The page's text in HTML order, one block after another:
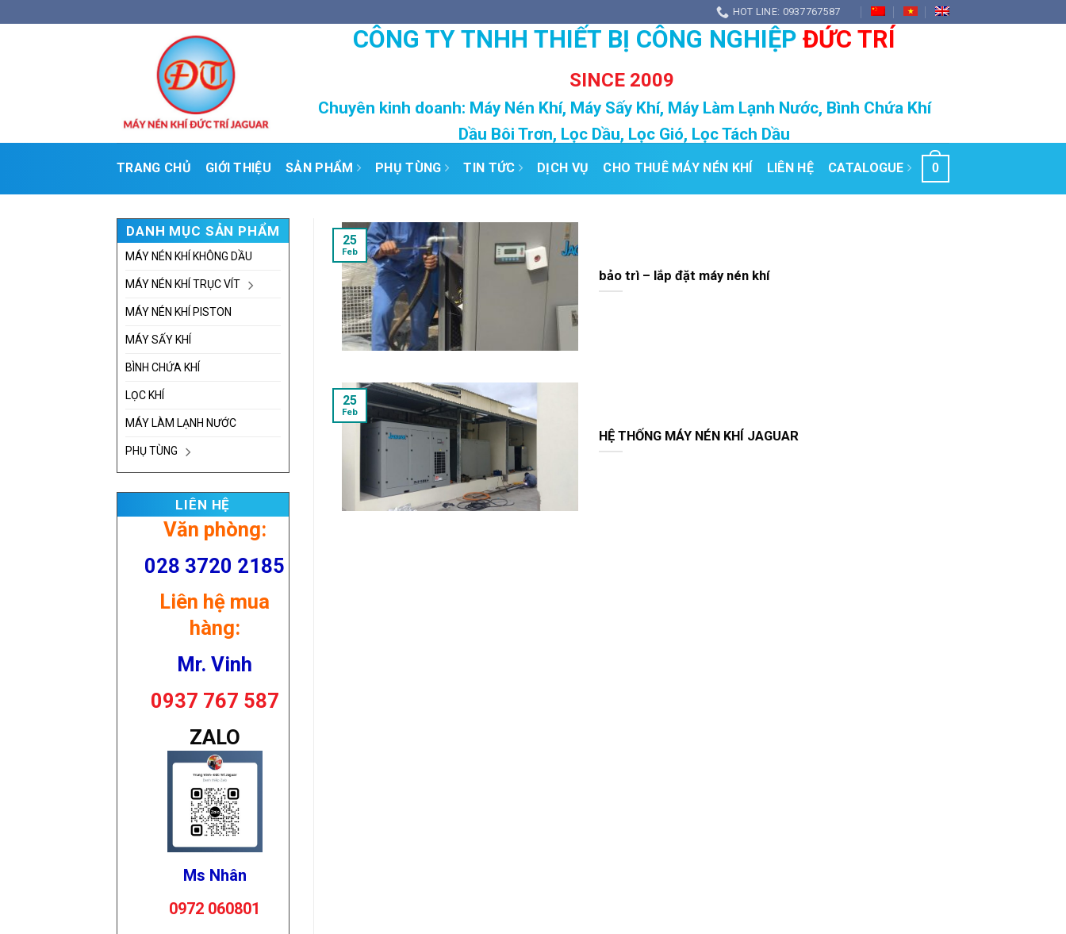
to
HOT LINE: 0937767587
CÔNG TY TNHH THIẾT BỊ CÔNG NGHIỆP ĐỨC TRÍ
SINCE 2009
Chuyên kinh doanh: Máy Nén Khí, Máy Sấy Khí, Máy Làm Lạnh Nước, Bình Chứa Khí
Dầu Bôi Trơn, Lọc Dầu, Lọc Gió, Lọc Tách Dầu
TRANG CHỦ GIỚI THIỆU SẢN PHẨM PHỤ TÙNG TIN TỨC DỊCH VỤ CHO THUÊ MÁY NÉN KHÍ LIÊN HỆ CATALOGUE 0
DANH MỤC SẢN PHẨM
MÁY NÉN KHÍ KHÔNG DẦU
MÁY NÉN KHÍ TRỤC VÍT
MÁY NÉN KHÍ PISTON
MÁY SẤY KHÍ
BÌNH CHỨA KHÍ
LỌC KHÍ
MÁY LÀM LẠNH NƯỚC
PHỤ TÙNG
LIÊN HỆ
Văn phòng:
028 3720 2185
Liên hệ mua
hàng:
Mr. Vinh
0937 767 587
ZALO
Ms Nhân
0972 060801
bảo trì – lắp đặt máy nén khí
25
Feb
HỆ THỐNG MÁY NÉN KHÍ JAGUAR
25
Feb